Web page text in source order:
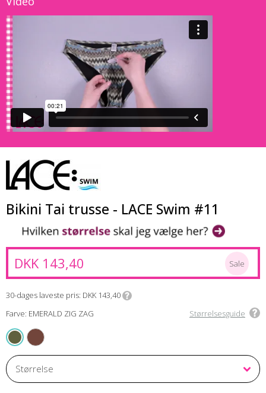
Bikini Tai trusse - LACE Swim #11
DKK 143,40 Sale
30-dages laveste pris DKK 143,40
Farve: EMERALD ZIG ZAG
Størrelsesguide